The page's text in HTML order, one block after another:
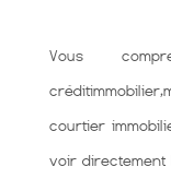
Vous
courtier
voir directement